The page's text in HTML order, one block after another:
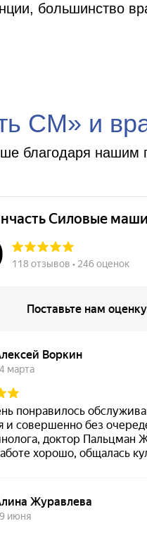
большинство
СМ» и
благодаря